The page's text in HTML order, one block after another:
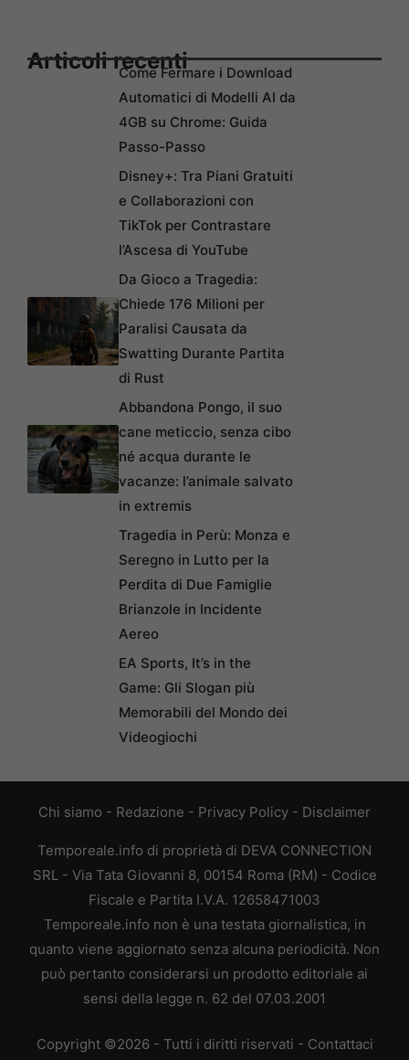
Articoli recentiCome Fermare i Download
Automatici di Modelli AI da
4GB su Chrome: Guida
Passo-Passo
Disney+: Tra Piani Gratuiti
e Collaborazioni con
TikTok per Contrastare
l’Ascesa di YouTube
Da Gioco a Tragedia:
Chiede 176 Milioni per
Paralisi Causata da
Swatting Durante Partita
di Rust
Abbandona Pongo, il suo
cane meticcio, senza cibo
né acqua durante le
vacanze: l’animale salvato
in extremis
Tragedia in Perù: Monza e
Seregno in Lutto per la
Perdita di Due Famiglie
Brianzole in Incidente
Aereo
EA Sports, It’s in the
Game: Gli Slogan più
Memorabili del Mondo dei
Videogiochi
Chi siamo - Redazione - Privacy Policy - Disclaimer
Temporeale.info di proprietà di DEVA CONNECTION
SRL - Via Tata Giovanni 8, 00154 Roma (RM) - Codice
Fiscale e Partita I.V.A. 12658471003
Temporeale.info non è una testata giornalistica, in
quanto viene aggiornato senza alcuna periodicità. Non
può pertanto considerarsi un prodotto editoriale ai
sensi della legge n. 62 del 07.03.2001
Copyright ©2026 - Tutti i diritti riservati - Contattaci